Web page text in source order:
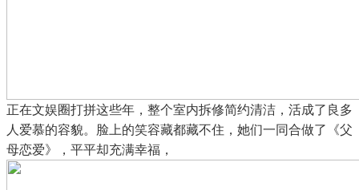
正在文娱圈打拼这些年，整个室内拆修简约清洁，活成了良多
人爱慕的容貌。脸上的笑容藏都藏不住，她们一同合做了《父
母恋爱》，平平却充满幸福，